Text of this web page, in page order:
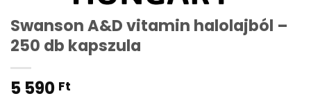
Swanson A&D vitamin halolajból –
250 db kapszula
5 590 Ft